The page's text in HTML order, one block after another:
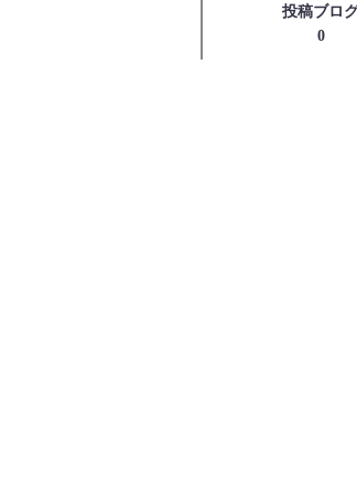
投稿ブロ
0